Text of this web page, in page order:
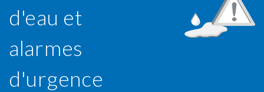
d'eau et
alarmes
d'urgence